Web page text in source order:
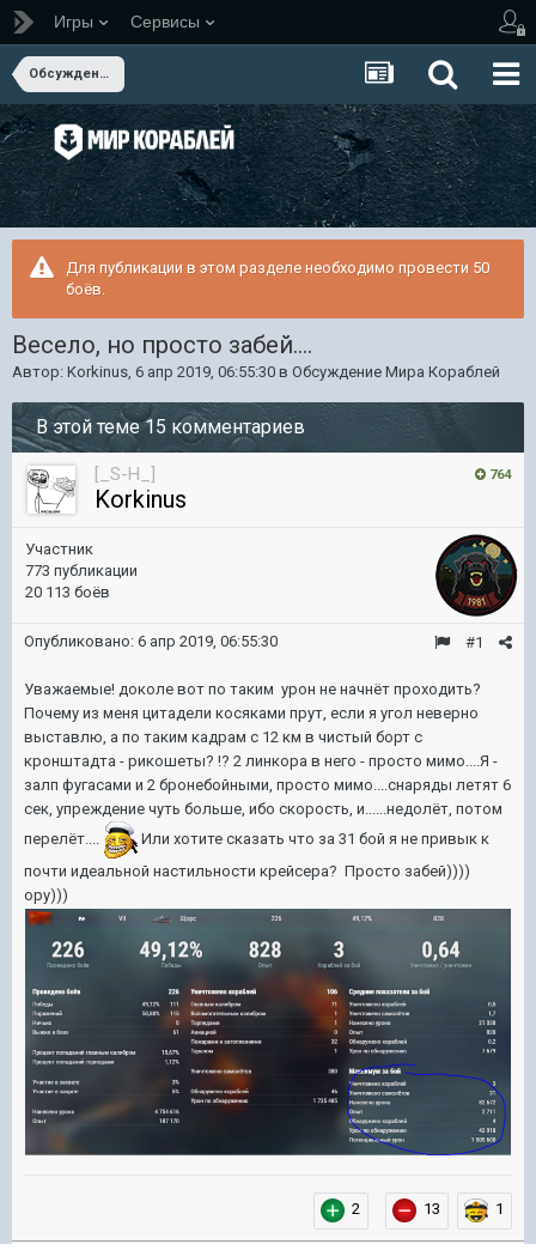
Игры Сервисы
Обсуждение Мира Кораблей
Для публикации в этом разделе необходимо провести 50
боёв.
Весело, но просто забей....
Автор: Korkinus, 6 апр 2019, 06:55:30 в Обсуждение Мира Кораблей
В этой теме 15 комментариев
764
[_S-H_]
Korkinus
Участник
773 публикации
20 113 боёв
#1
Опубликовано: 6 апр 2019, 06:55:30
Уважаемые! доколе вот по таким урон не начнёт проходить?
Почему из меня цитадели косяками прут, если я угол неверно
выставлю, а по таким кадрам с 12 км в чистый борт с
кронштадта - рикошеты? !? 2 линкора в него - просто мимо....Я -
залп фугасами и 2 бронебойными, просто мимо....снаряды летят 6
сек, упреждение чуть больше, ибо скорость, и......недолёт, потом
перелёт....
Или хотите сказать что за 31 бой я не привык к
почти идеальной настильности крейсера? Просто забей))))
ору)))
2 13 1